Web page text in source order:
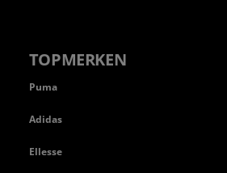
TOPMERKEN
Puma
Adidas
Ellesse